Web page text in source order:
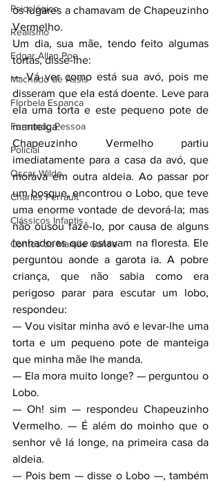
Psicológico
Realismo
Edgar Allan Poe
Machado de Assis
Florbela Espanca
Fernando Pessoa
Policial
Oscar Wilde
Charles Perrault
Clássicos Infantis
Contos da Mamãe Ganso
os lugares a chamavam de Chapeuzinho
Vermelho.
Um dia, sua mãe, tendo feito algumas
tortas, disse-lhe:
— Vá ver como está sua avó, pois me
disseram que ela está doente. Leve para
ela uma torta e este pequeno pote de
manteiga.
Chapeuzinho Vermelho partiu
imediatamente para a casa da avó, que
morava em outra aldeia. Ao passar por
um bosque, encontrou o Lobo, que teve
uma enorme vontade de devorá-la; mas
não ousou fazê-lo, por causa de alguns
lenhadores que estavam na floresta. Ele
perguntou aonde a garota ia. A pobre
criança, que não sabia como era
perigoso parar para escutar um lobo,
respondeu:
— Vou visitar minha avó e levar-lhe uma
torta e um pequeno pote de manteiga
que minha mãe lhe manda.
— Ela mora muito longe? — perguntou o
Lobo.
— Oh! sim — respondeu Chapeuzinho
Vermelho. — É além do moinho que o
senhor vê lá longe, na primeira casa da
aldeia.
— Pois bem — disse o Lobo —, também